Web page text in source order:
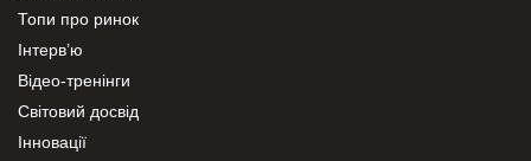
Топи про ринок
Інтерв’ю
Відео-тренінги
Світовий досвід
Інновації